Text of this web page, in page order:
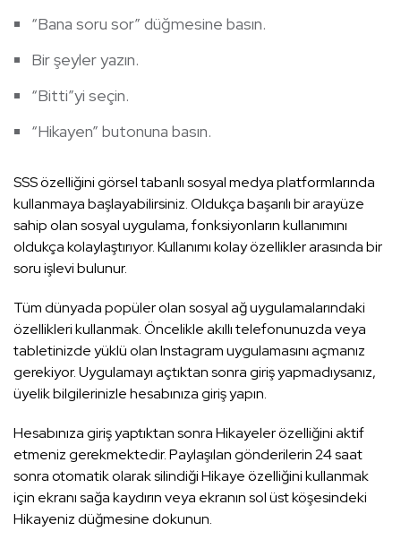
“Bana soru sor” düğmesine basın.
Bir şeyler yazın.
“Bitti”yi seçin.
“Hikayen” butonuna basın.
SSS özelliğini görsel tabanlı sosyal medya platformlarında
kullanmaya başlayabilirsiniz. Oldukça başarılı bir arayüze
sahip olan sosyal uygulama, fonksiyonların kullanımını
oldukça kolaylaştırıyor. Kullanımı kolay özellikler arasında bir
soru işlevi bulunur.
Tüm dünyada popüler olan sosyal ağ uygulamalarındaki
özellikleri kullanmak. Öncelikle akıllı telefonunuzda veya
tabletinizde yüklü olan Instagram uygulamasını açmanız
gerekiyor. Uygulamayı açtıktan sonra giriş yapmadıysanız,
üyelik bilgilerinizle hesabınıza giriş yapın.
Hesabınıza giriş yaptıktan sonra Hikayeler özelliğini aktif
etmeniz gerekmektedir. Paylaşılan gönderilerin 24 saat
sonra otomatik olarak silindiği Hikaye özelliğini kullanmak
için ekranı sağa kaydırın veya ekranın sol üst köşesindeki
Hikayeniz düğmesine dokunun.